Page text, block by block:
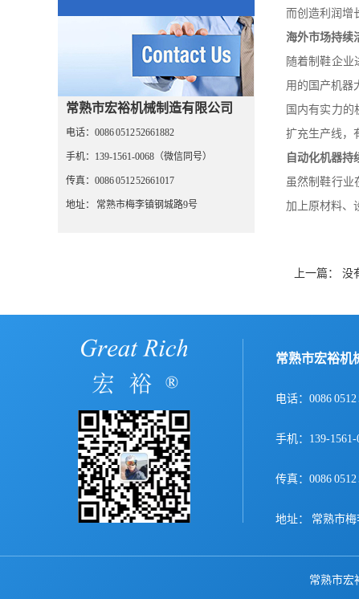
常熟市宏裕机械制造有限公司
电话：0086 0512 52661882
手机：139-1561-0068（微信同号）
传真：0086 0512 52661017
地址： 常熟市梅李镇钢城路9号
而创造利润增
海外市场持续
随着制鞋企业
用的国产机器
国内有实力
扩充生产线，
自动化机器持
虽然制鞋行业
加上原材料、
上一篇： 没
常熟市宏裕机
电话：0086 0512
手机：139-1561-
传真：0086 0512
地址： 常熟市
常熟市宏